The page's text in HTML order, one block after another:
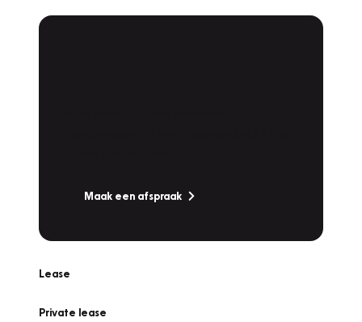
Maak een afspraak
Lease
Private lease